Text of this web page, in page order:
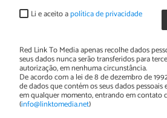
Li e aceito apolítica de privacidade
Red Link To Media apenas recolhe dados
seus dados nunca serão transferidos para
autorização, em nenhuma circunstância.
De acordo com a lei de 8 de dezembro de
de dados que contém os seus dados pessoais
em qualquer momento, entrando em contato
(info@linktomedia.net)